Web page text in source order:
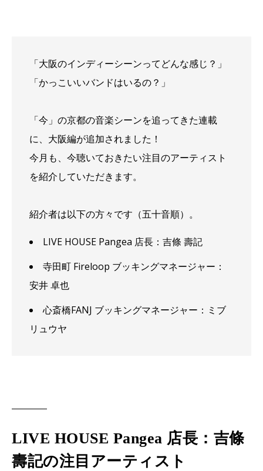
「大阪のインディーシーンってどんな感じ？」
「かっこいいバンドはいるの？」
「今」の京都の音楽シーンを追ってきた連載
に、大阪編が追加されました！
今月も、今聴いておきたい注目のアーティスト
を紹介していただきます。
紹介者は以下の方々です（五十音順）。
LIVE HOUSE Pangea 店長：吉條 壽記
寺田町 Fireloop ブッキングマネージャー：
安井 卓也
心斎橋FANJ ブッキングマネージャー：ミブ
リュウヤ
LIVE HOUSE Pangea 店長：吉條
壽記の注目アーティスト